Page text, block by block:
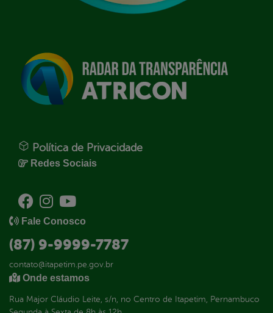
Política de Privacidade
Redes Sociais
Fale Conosco
(87) 9-9999-7787
contato@itapetim.pe.gov.br
Onde estamos
Rua Major Cláudio Leite, s/n, no Centro de Itapetim, Pernambuco